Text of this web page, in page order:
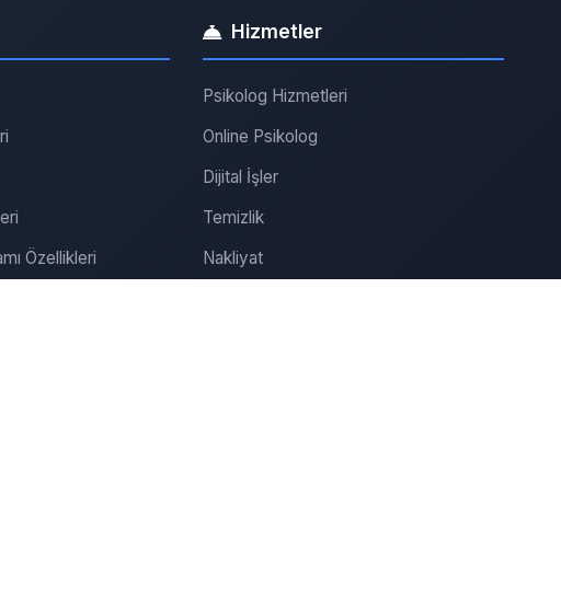
Özellikleri
Hizmetler
Psikolog Hizmetleri
Online Psikolog
Dijital İşler
Temizlik
Nakliyat